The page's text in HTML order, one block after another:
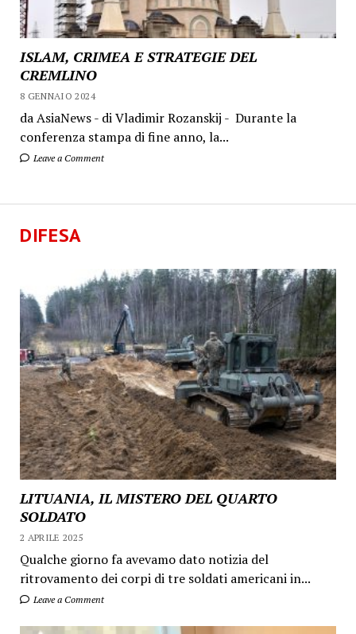
ISLAM, CRIMEA E STRATEGIE DEL
CREMLINO
8 GENNAIO 2024
da AsiaNews - di Vladimir Rozanskij - Durante la
conferenza stampa di fine anno, la...
Leave a Comment
DIFESA
LITUANIA, IL MISTERO DEL QUARTO
SOLDATO
2 APRILE 2025
Qualche giorno fa avevamo dato notizia del
ritrovamento dei corpi di tre soldati americani in...
Leave a Comment